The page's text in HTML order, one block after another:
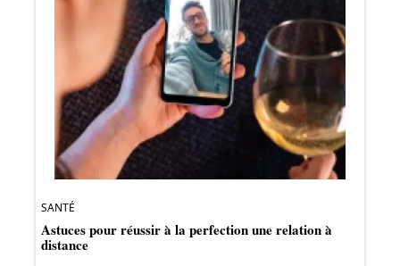
SANTÉ
Astuces pour réussir à la perfection une relation à
distance